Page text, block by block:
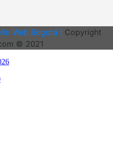
Web Bogotá | Copyright
© 2021